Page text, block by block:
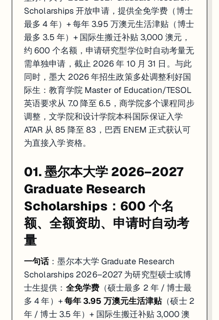
Scholarships 开放申请，提供全免学费（博士
最多 4 年）+ 每年 3.95 万澳元生活津贴（博士
最多 3.5 年）+ 国际生搬迁补贴 3,000 澳元，
约 600 个名额，申请研究型学位时自动考量无
需单独申请，截止 2026 年 10 月 31 日。与此
同时，墨大 2026 年招生政策多处调整利好国
际生：教育学院 Master of Education/TESOL
英语要求从 7.0 降至 6.5，商学院多个课程同步
调整，文学院和设计学院本科国际保证入学
ATAR 从 85 降至 83，巴西 ENEM 正式获认可
为直接入学资格。
01. 墨尔本大学 2026–2027
Graduate Research
Scholarships：600 个名
额、全额资助、申请时自动考
量
一句话：墨尔本大学 Graduate Research
Scholarships 2026–2027 为研究型硕士或博
士生提供： 全免学费（硕士最多 2 年 / 博士最
多 4 年）+每年 3.95 万澳元生活津贴（硕士 2
年 / 博士 3.5 年）+ 国际生搬迁补贴 3,000 澳